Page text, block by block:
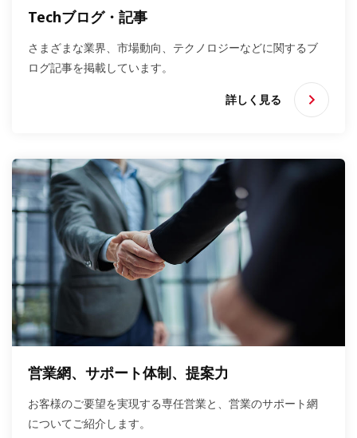
Techブログ・記事
さまざまな業界、市場動向、テクノロジーなどに関するブ
ログ記事を掲載しています。
詳しく見る
営業網、サポート体制、提案力
お客様のご要望を実現する専任営業と、営業のサポート網
についてご紹介します。